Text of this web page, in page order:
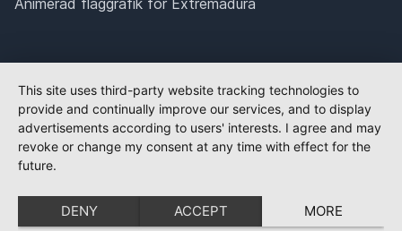
This site uses third-party website tracking technologies to
provide and continually improve our services, and to display
advertisements according to users' interests. I agree and may
revoke or change my consent at any time with effect for the
future.
DENY ACCEPT MORE